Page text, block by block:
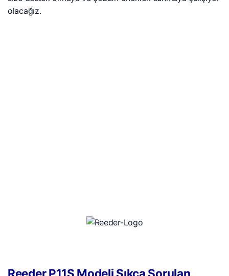
olacağız.